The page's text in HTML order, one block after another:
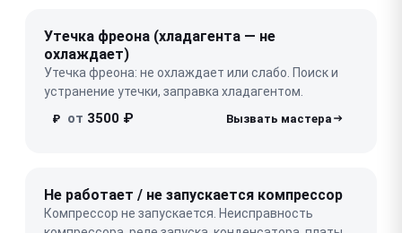
Утечка фреона (хладагента — не
охлаждает)
Утечка фреона: не охлаждает или слабо. Поиск и
устранение утечки, заправка хладагентом.
₽ от 3500 ₽
Не работает / не запускается компрессор
Компрессор не запускается. Неисправность